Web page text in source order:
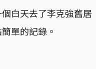
白天去了李克強舊居
單的記錄。